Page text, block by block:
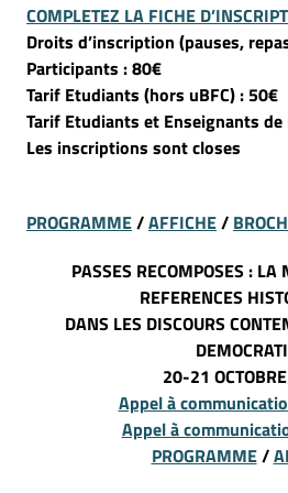
COMPLETEZ LA FICHE
Droits d’inscription (pauses,
Participants : 80€
Tarif Etudiants (hors uBFC) : 50€
Tarif Etudiants et Enseignants de
Les inscriptions sont closes
PROGRAMME/AFFICHE/
PASSES RECOMPOSES :
REFERENCES
DANS LES DISCOURS
20-21
Appel à
Appel à
PROGRAMME/